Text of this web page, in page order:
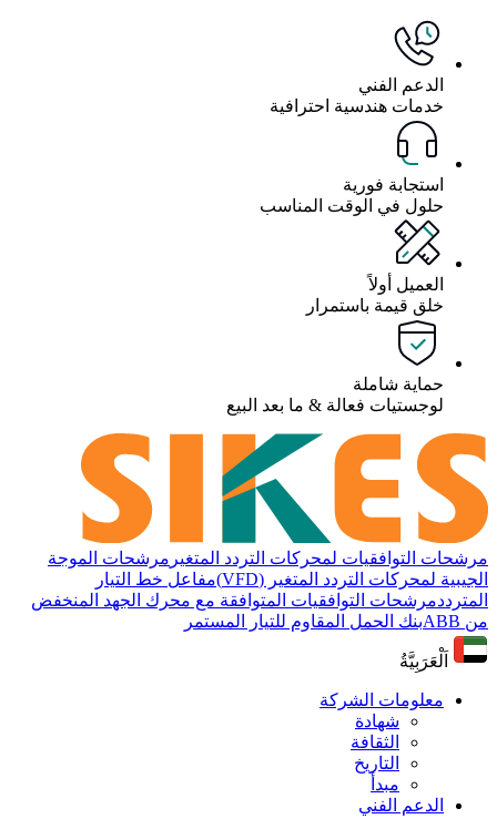
الدعم الفني
خدمات هندسية احترافية
استجابة فورية
حلول في الوقت المناسب
العميل أولاً
خلق قيمة باستمرار
حماية شاملة
لوجستيات فعالة & ما بعد البيع
مرشحات التوافقيات لمحركات التردد المتغير مرشحات الموجة
الجيبية لمحركات التردد المتغير (VFD)
مفاعل خط التيار
المترددمرشحات التوافقيات المتوافقة مع محرك الجهد المنخفض
من ABB
بنك الحمل المقاوم للتيار المستمر
اَلْعَرَبِيَّةُ
معلومات الشركة
شهادة
الثقافة
التاريخ
مبدأ
الدعم الفني